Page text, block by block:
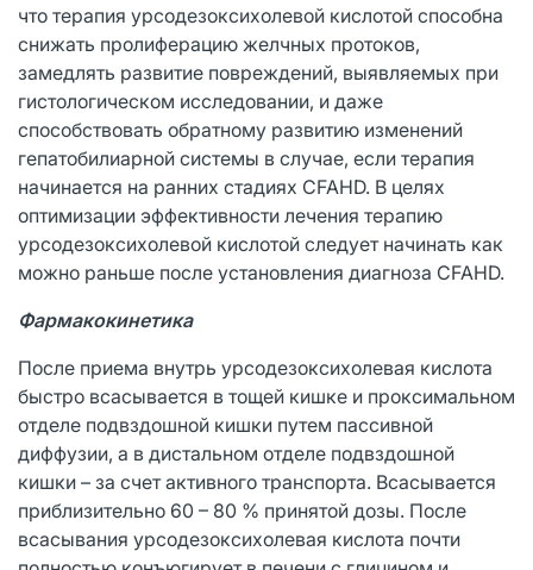
что терапия урсодезоксихолевой кислотой способна
снижать пролиферацию желчных протоков,
замедлять развитие повреждений, выявляемых при
гистологическом исследовании, и даже
способствовать обратному развитию изменений
гепатобилиарной системы в случае, если терапия
начинается на ранних стадиях CFAHD. В целях
оптимизации эффективности лечения терапию
урсодезоксихолевой кислотой следует начинать как
можно раньше после установления диагноза CFAHD.
Фармакокинетика
После приема внутрь урсодезоксихолевая кислота
быстро всасывается в тощей кишке и проксимальном
отделе подвздошной кишки путем пассивной
диффузии, а в дистальном отделе подвздошной
кишки – за счет активного транспорта. Всасывается
приблизительно 60 – 80 % принятой дозы. После
всасывания урсодезоксихолевая кислота почти